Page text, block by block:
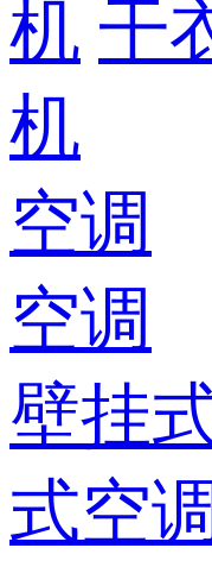
机 干
机
空调
空调
壁挂
式空调